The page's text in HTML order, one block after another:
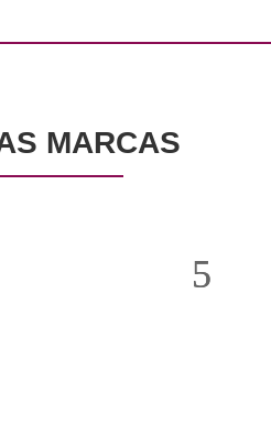
MARCAS